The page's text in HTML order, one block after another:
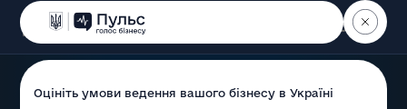
Пошук